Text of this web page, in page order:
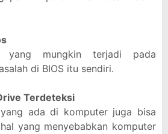
yang mungkin terjadi pada
di BIOS itu sendiri.
Terdeteksi
ada di komputer juga bisa
yang menyebabkan komputer